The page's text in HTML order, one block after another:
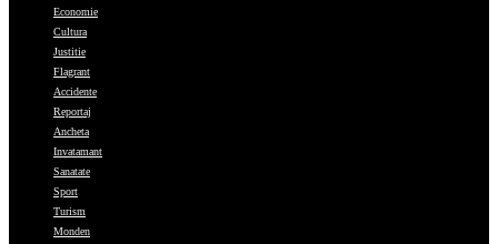
Economie
Cultura
Justitie
Flagrant
Accidente
Reportaj
Ancheta
Invatamant
Sanatate
Sport
Turism
Monden